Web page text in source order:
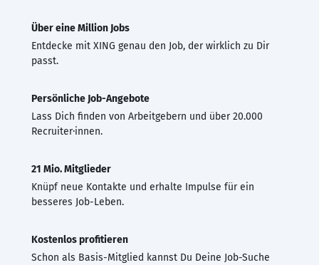
Über eine Million Jobs
Entdecke mit XING genau den Job, der wirklich zu Dir
passt.
Persönliche Job-Angebote
Lass Dich finden von Arbeitgebern und über 20.000
Recruiter·innen.
21 Mio. Mitglieder
Knüpf neue Kontakte und erhalte Impulse für ein
besseres Job-Leben.
Kostenlos profitieren
Schon als Basis-Mitglied kannst Du Deine Job-Suche